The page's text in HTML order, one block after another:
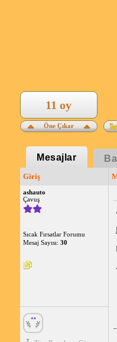
Öne Çıkar
11 oy
Mesajlar
Giriş
ashauto
Çavuş
Sıcak Fırsatlar Forumu
Mesaj Sayısı: 30